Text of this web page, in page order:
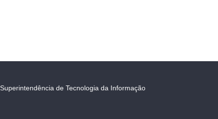
Superintendência de Tecnologia da Informação